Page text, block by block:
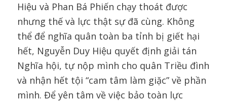
Hiệu và Phan Bá Phiến chạy thoát được
nhưng thế và lực thật sự đã cùng. Không
thể để nghĩa quân toàn ba tỉnh bị giết hại
hết, Nguyễn Duy Hiệu quyết định giải tán
Nghĩa hội, tự nộp mình cho quân Triều đình
và nhận hết tội “cam tâm làm giặc” về phần
mình. Để yên tâm về việc bảo toàn lực